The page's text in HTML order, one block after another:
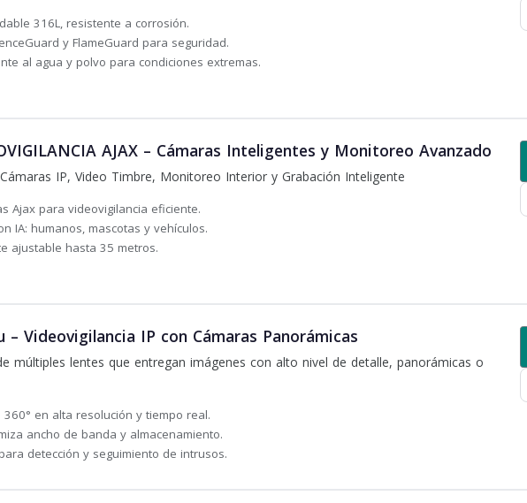
316L, resistente a corrosión.
y FlameGuard para seguridad.
al agua y polvo para condiciones extremas.
AJAX – Cámaras Inteligentes y Monitoreo Avanzado
IP, Video Timbre, Monitoreo Interior y Grabación Inteligente
Ajax para videovigilancia eficiente.
IA: humanos, mascotas y vehículos.
ajustable hasta 35 metros.
– Videovigilancia IP con Cámaras Panorámicas
múltiples lentes que entregan imágenes con alto nivel de detalle, panorámicas o
en alta resolución y tiempo real.
ancho de banda y almacenamiento.
detección y seguimiento de intrusos.